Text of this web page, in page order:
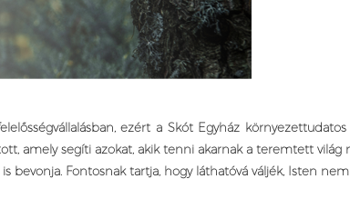
ezért a Skót Egyház
amely segíti azokat, akik tenni akarnak a teremtett világ
Fontosnak tartja, hogy láthatóvá váljék, Isten